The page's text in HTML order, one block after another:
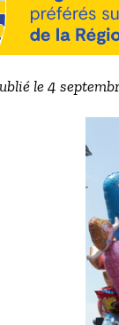
le 4